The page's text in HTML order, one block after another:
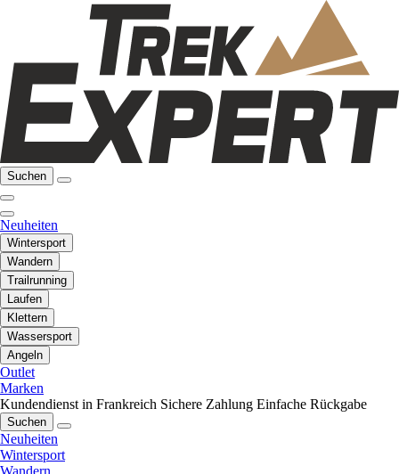
Suchen
Neuheiten
Wintersport
Wandern
Trailrunning
Laufen
Klettern
Wassersport
Angeln
Outlet
Marken
Kundendienst in Frankreich Sichere Zahlung Einfache Rückgabe
Suchen
Neuheiten
Wintersport
Wandern